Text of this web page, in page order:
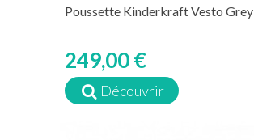
Poussette Kinderkraft Vesto Grey
249,00 €
Découvrir